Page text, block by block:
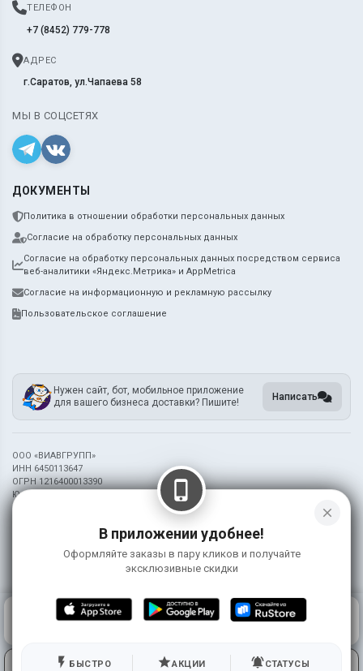
ТЕЛЕФОН
+7 (8452) 779-778
АДРЕС
г.Саратов, ул.Чапаева 58
МЫ В СОЦСЕТЯХ
ДОКУМЕНТЫ
Политика в отношении обработки персональных данных
Согласие на обработку персональных данных
Согласие на обработку персональных данных посредством сервиса
веб-аналитики «Яндекс.Метрика» и AppMetrica
Согласие на информационную и рекламную рассылку
Пользовательское соглашение
Нужен сайт, бот, мобильное приложение
для вашего бизнеса доставки? Пишите!
Написать
ООО «ВИАВГРУПП»
ИНН 6450113647
ОГРН 1216400013390
Юридический адрес: 410002, г. Саратов ул. ИМ. Лермонтова М.Ю., зд.37
Информация на сайте носит справочный характер и не является публичной
2026 Ресторан Маркет Осьминог (Чапаева 58)
ГЛАВНАЯ
КОРЗИНА
0 ₽ ВОЙТИ
Используя сервис, вы принимаете условия
close
phone_iphone
В приложении удобнее!
Оформляйте заказы в пару кликов и получайте
эксклюзивные скидки
flash_on БЫСТРО starАКЦИИ notifications_activeСТАТУСЫ